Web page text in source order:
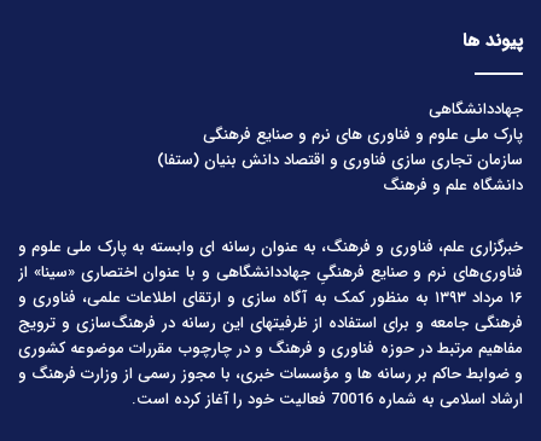
پیوند ها
جهاددانشگاهی
پارک ملی علوم و فناوری های نرم و صنایع فرهنگی
سازمان تجاری سازی فناوری و اقتصاد دانش بنیان (ستفا)
دانشگاه علم و فرهنگ
خبرگزاری علم، فناوری و فرهنگ، به عنوان رسانه ای وابسته به پارک ملی علوم و
فناوری‌های نرم و صنایع فرهنگیِ جهاددانشگاهی و با عنوان اختصاری «سینا» از
۱۶ مرداد ۱۳۹۳ به منظور کمک به آگاه سازی و ارتقای اطلاعات علمی، فناوری و
فرهنگی جامعه و برای استفاده از ظرفیتهای این رسانه در فرهنگ‌سازی و ترویج
مفاهیم مرتبط در حوزه فناوری و فرهنگ و در چارچوب مقررات موضوعه کشوری
و ضوابط حاکم بر رسانه ها و مؤسسات خبری، با مجوز رسمی از وزارت فرهنگ و
ارشاد اسلامی به شماره 70016 فعالیت خود را آغاز کرده است.